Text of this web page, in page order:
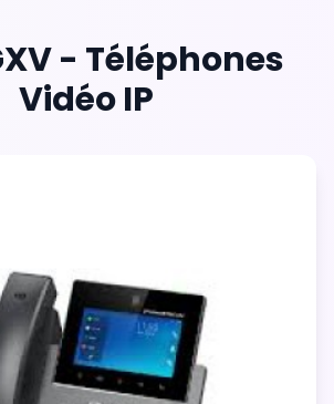
- Téléphones
Vidéo IP